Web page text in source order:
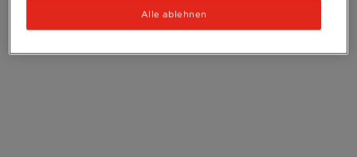
Alle ablehnen